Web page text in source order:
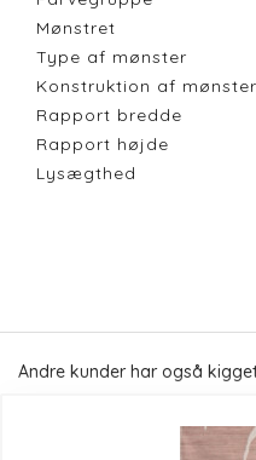
Mønstret
Type af mønster
Konstruktion af mønster
Rapport bredde
Rapport højde
Lysægthed
Andre kunder har også